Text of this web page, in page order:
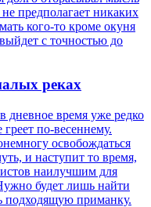
предполагает никаких
кого-то кроме окуня
с точностью до
реках
дневное время уже редко
по-весеннему.
освобождаться
и наступит то время,
наилучшим для
будет лишь найти
подходящую приманку.